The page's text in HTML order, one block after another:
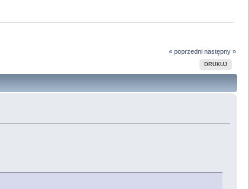
« poprzedni następny »
DRUKUJ